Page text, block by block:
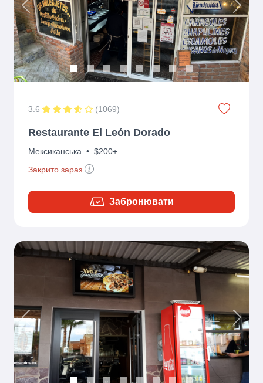
Previous Next
3.6 (1069)
Restaurante El León Dorado
Мексиканська • $200+
Закрито зараз
Забронювати
Previous Next